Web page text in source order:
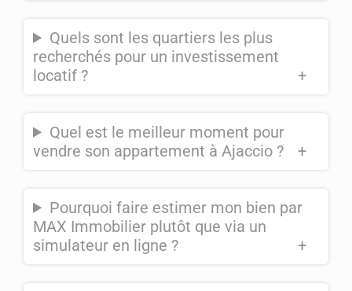
Quels sont les quartiers les plus
recherchés pour un investissement
locatif ?
+
Quel est le meilleur moment pour
vendre son appartement à Ajaccio ?
+
Pourquoi faire estimer mon bien par
MAX Immobilier plutôt que via un
simulateur en ligne ?
+